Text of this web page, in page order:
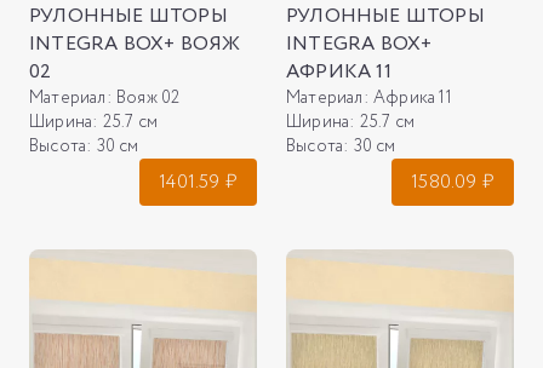
РУЛОННЫЕ ШТОРЫ
INTEGRA BOX+ ВОЯЖ
02
Материал: Вояж 02
Ширина: 25.7 см
Высота: 30 см
1401.59 ₽
РУЛОННЫЕ ШТОРЫ
INTEGRA BOX+
АФРИКА 11
Материал: Африка 11
Ширина: 25.7 см
Высота: 30 см
1580.09 ₽